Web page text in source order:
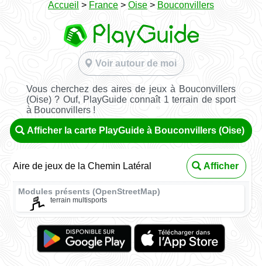
Accueil > France > Oise > Bouconvillers
Voir autour de moi
Vous cherchez des aires de jeux à Bouconvillers
(Oise) ? Ouf, PlayGuide connaît 1 terrain de sport
à Bouconvillers !
Afficher la carte PlayGuide à Bouconvillers (Oise)
Aire de jeux de la Chemin Latéral Afficher
Modules présents (OpenStreetMap)
terrain multisports